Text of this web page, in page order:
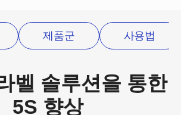
제품군 사용법
벨 솔루션을 통한
5S 향상